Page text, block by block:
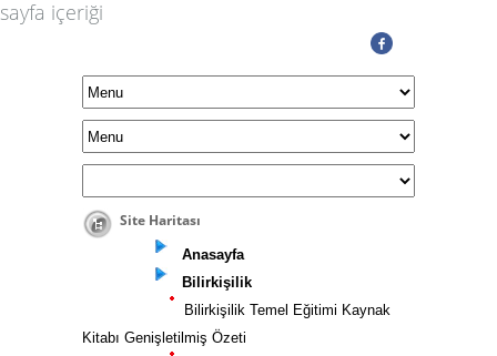
sayfa içeriği
Site Haritası
Anasayfa
Bilirkişilik
Bilirkişilik Temel Eğitimi Kaynak
Kitabı Genişletilmiş Özeti